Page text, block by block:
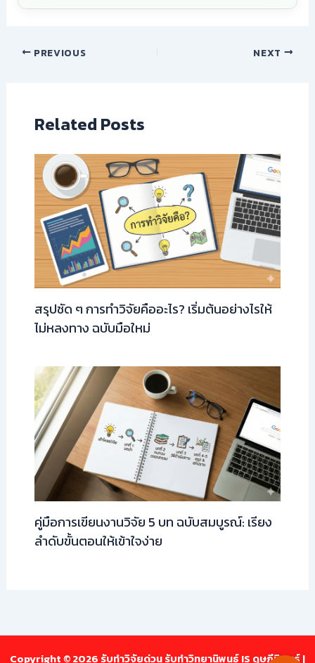
PREVIOUS NEXT
Related Posts
สรุปชัด ๆ การทำวิจัยคืออะไร? เริ่มต้นอย่างไรให้
ไม่หลงทาง ฉบับมือใหม่
คู่มือการเขียนงานวิจัย 5 บท ฉบับสมบูรณ์: เรียง
ลำดับขั้นตอนให้เข้าใจง่าย
Copyright © 2026 รับทำวิจัยด่วน รับทำวิทยานิพนธ์ IS ดุษฎีนิพนธ์ |